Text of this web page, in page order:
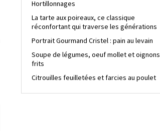
Hortillonnages
La tarte aux poireaux, ce classique
réconfortant qui traverse les générations
Portrait Gourmand Cristel : pain au levain
Soupe de légumes, oeuf mollet et oignons
frits
Citrouilles feuilletées et farcies au poulet